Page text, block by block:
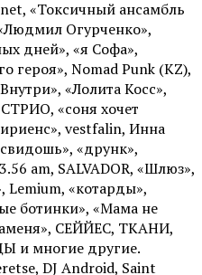
«Токсичный ансамбль
Огурченко»,
дней», «я Софа»,
героя», Nomad Punk (KZ),
«Лолита Косс»,
«соня хочет
vestfalin, Инна
«друнк»,
am, SALVADOR, «Шлюз»,
Lemium, «котарды»,
ботинки», «Мама не
СЕЙЙЕС, ТКАНИ,
и многие другие.
DJ Android, Saint